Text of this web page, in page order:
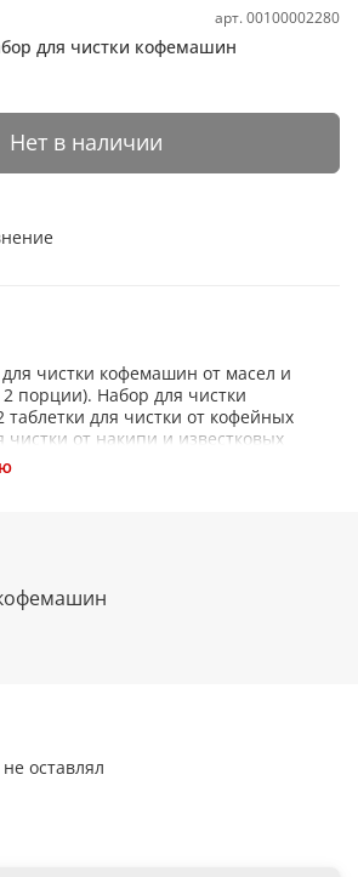
арт. 00100002280
для чистки кофемашин
Нет в наличии
для чистки кофемашин от масел и
порции). Набор для чистки
таблетки для чистки от кофейных
от накипи и известковых
налет и накипь.
оставлял